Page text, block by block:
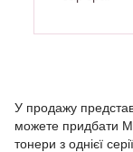
У продажу
можете придбати
тонери з однієї